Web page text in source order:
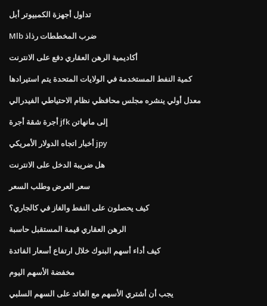
تداول أجهزة الكمبيوتر أبل
Mlb ضرب المخططات رذاذ
أكاديمية الرهن العقاري دفع على الانترنت
كمية النفط المستخدمة في الولايات المتحدة يتم استيرادها
معدل أولي ينشره مجلس محافظي نظام الاحتياطي الفيدرالي
أجرة شقة أجرة jfk إلى مانهاتن
أخبار اتجاه الدولار الأمريكي jpy
هل ضريبة الدخل على الانترنت
سعر العرض وطلب السعر
كيف يحصلون على النفط والغاز في كالجاري؟
الرهن العقاري قيمة المستقبل حاسبة
كيف أداء أسهم البنوك خلال ارتفاع أسعار الفائدة
مخفضة الأسهم اليوم
يجب أن أشتري الأسهم مع العائد على السهم السلبي